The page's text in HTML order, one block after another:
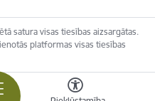
satura visas tiesības aizsargātas.
platformas visas tiesības